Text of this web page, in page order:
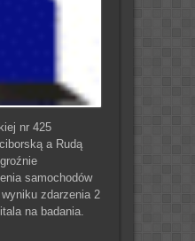
nr 425
a Rudą
samochodów
zdarzenia 2
na badania.